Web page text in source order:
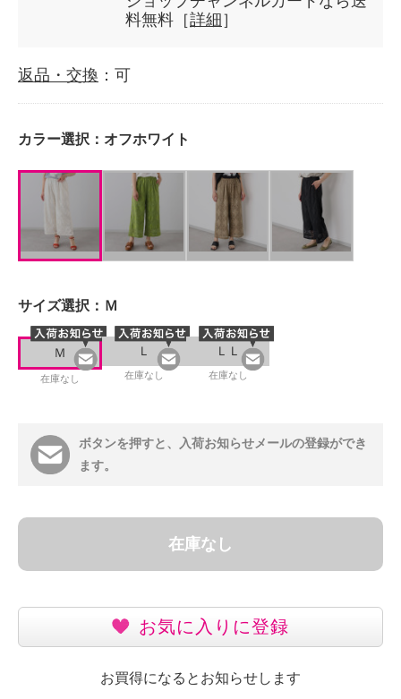
料無料［詳細 ］
返品・交換 ：可
カラー選択： オフホワイト
サイズ選択： Ｍ
Ｍ
在庫なし
Ｌ
在庫なし
ＬＬ
在庫なし
ボタンを押すと、入荷お知らせメールの登録ができ
ます。
在庫なし
お気に入りに登録
お買得になるとお知らせします